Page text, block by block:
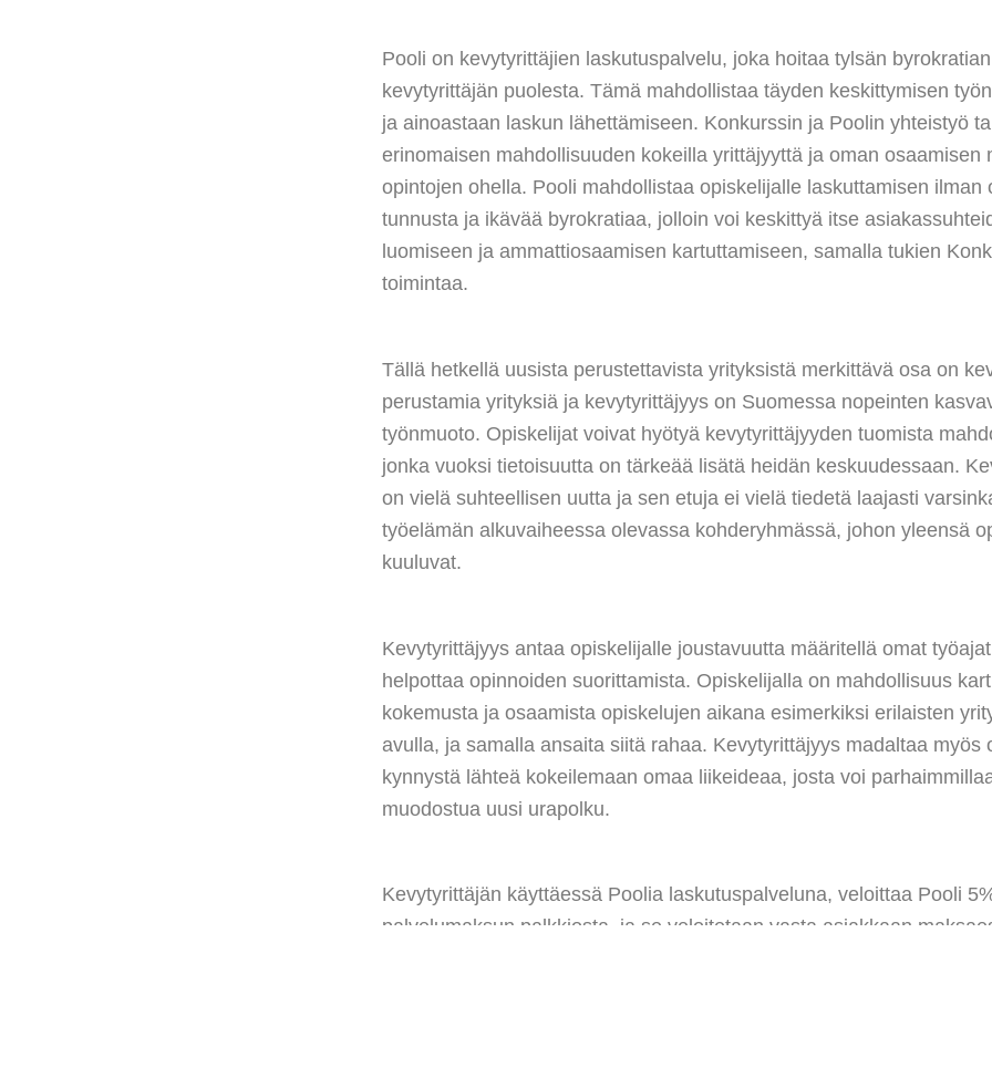
Pooli on kevytyrittäjien laskutuspalvelu, joka hoitaa tylsän byrokratian
kevytyrittäjän puolesta. Tämä mahdollistaa täyden keskittymisen
ja ainoastaan laskun lähettämiseen. Konkurssin ja Poolin yhteistyö
erinomaisen mahdollisuuden kokeilla yrittäjyyttä ja oman osaamisen
opintojen ohella. Pooli mahdollistaa opiskelijalle laskuttamisen ilman
tunnusta ja ikävää byrokratiaa, jolloin voi keskittyä itse
luomiseen ja ammattiosaamisen kartuttamiseen, samalla tukien
toimintaa.
Tällä hetkellä uusista perustettavista yrityksistä merkittävä osa on
perustamia yrityksiä ja kevytyrittäjyys on Suomessa nopeinten
työnmuoto. Opiskelijat voivat hyötyä kevytyrittäjyyden tuomista
jonka vuoksi tietoisuutta on tärkeää lisätä heidän keskuudessaan.
on vielä suhteellisen uutta ja sen etuja ei vielä tiedetä laajasti
työelämän alkuvaiheessa olevassa kohderyhmässä, johon yleensä
kuuluvat.
Kevytyrittäjyys antaa opiskelijalle joustavuutta määritellä omat
helpottaa opinnoiden suorittamista. Opiskelijalla on mahdollisuus
kokemusta ja osaamista opiskelujen aikana esimerkiksi erilaisten
avulla, ja samalla ansaita siitä rahaa. Kevytyrittäjyys madaltaa myös
kynnystä lähteä kokeilemaan omaa liikeideaa, josta voi
muodostua uusi urapolku.
Kevytyrittäjän käyttäessä Poolia laskutuspalveluna, veloittaa Pooli
palvelumaksun palkkiosta, ja se veloitetaan vasta asiakkaan